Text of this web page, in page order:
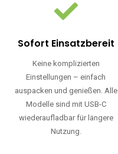
Sofort Einsatzbereit
Keine komplizierten
Einstellungen – einfach
auspacken und genießen. Alle
Modelle sind mit USB-C
wiederaufladbar für längere
Nutzung.